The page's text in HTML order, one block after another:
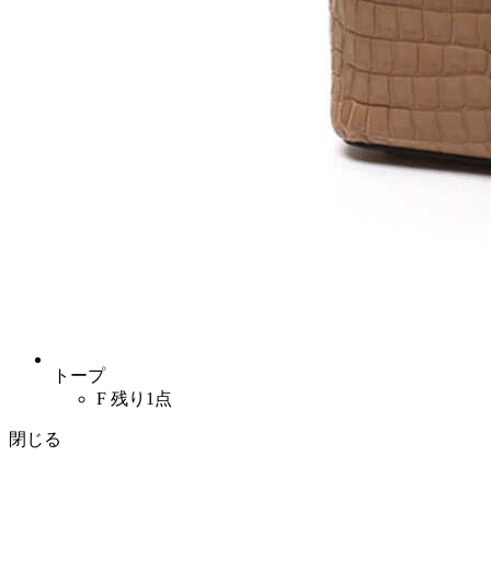
トープ
F 残り1点
閉じる